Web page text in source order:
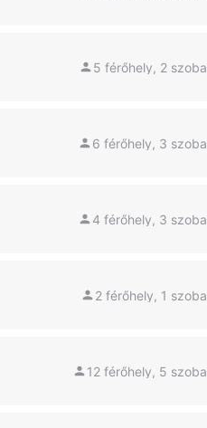
5 férőhely, 2 szoba
6 férőhely, 3 szoba
4 férőhely, 3 szoba
2 férőhely, 1 szoba
12 férőhely, 5 szoba